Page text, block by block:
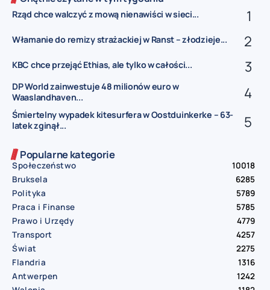
Rząd chce walczyć z mową nienawiści w sieci...
Włamanie do remizy strażackiej w Ranst – złodzieje...
KBC chce przejąć Ethias, ale tylko w całości...
DP World zainwestuje 48 milionów euro w
Waaslandhaven...
Śmiertelny wypadek kitesurfera w Oostduinkerke – 63-
latek zginął...
Popularne kategorie
Społeczeństwo
10018
Bruksela
6285
Polityka
5789
Praca i Finanse
5785
Prawo i Urzędy
4779
Transport
4257
Świat
2275
Flandria
1316
Antwerpen
1242